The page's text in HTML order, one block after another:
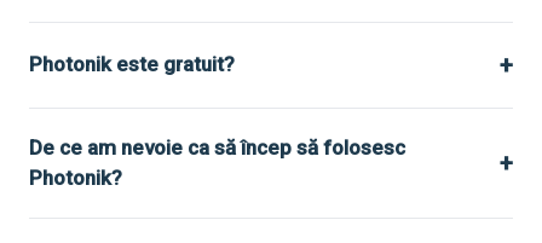
Photonik este gratuit? +
De ce am nevoie ca să încep să folosesc
Photonik?
+